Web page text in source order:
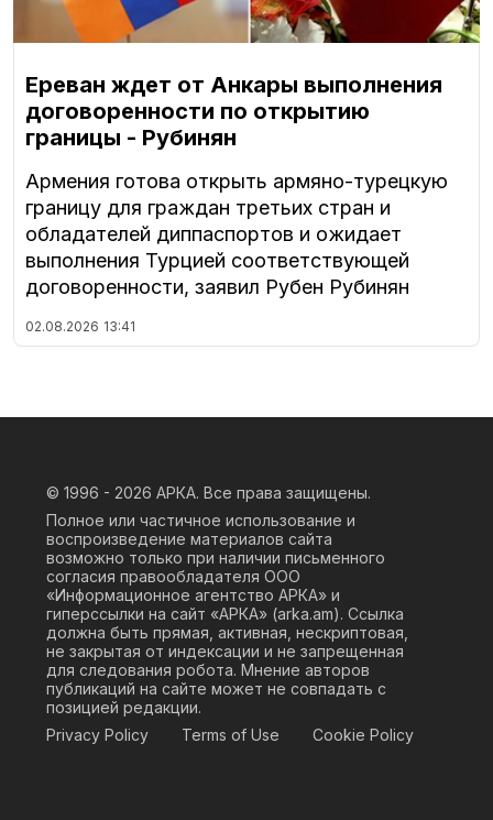
Ереван ждет от Анкары выполнения
договоренности по открытию
границы - Рубинян
Армения готова открыть армяно-турецкую
границу для граждан третьих стран и
обладателей диппаспортов и ожидает
выполнения Турцией соответствующей
договоренности, заявил Рубен Рубинян
02.08.2026 13:41
© 1996 - 2026 АРКА. Все права защищены.
Полное или частичное использование и
воспроизведение материалов сайта
возможно только при наличии письменного
согласия правообладателя ООО
«Информационное агентство АРКА» и
гиперссылки на сайт «АРКА» (arka.am). Ссылка
должна быть прямая, активная, нескриптовая,
не закрытая от индексации и не запрещенная
для следования робота. Мнение авторов
публикаций на сайте может не совпадать с
позицией редакции.
Privacy Policy
Terms of Use Cookie Policy